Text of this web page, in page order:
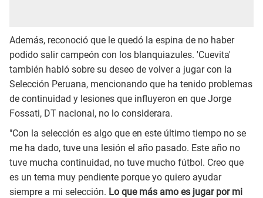
Además, reconoció que le quedó la espina de no haber
podido salir campeón con los blanquiazules. 'Cuevita'
también habló sobre su deseo de volver a jugar con la
Selección Peruana, mencionando que ha tenido problemas
de continuidad y lesiones que influyeron en que Jorge
Fossati, DT nacional, no lo considerara.
"Con la selección es algo que en este último tiempo no se
me ha dado, tuve una lesión el año pasado. Este año no
tuve mucha continuidad, no tuve mucho fútbol. Creo que
es un tema muy pendiente porque yo quiero ayudar
siempre a mi selección. Lo que más amo es jugar por mi